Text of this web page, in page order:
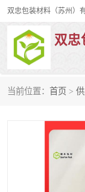
双忠
当前位置： 首页 >
裹包网兜